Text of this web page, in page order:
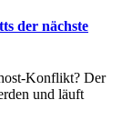
der nächste
Konflikt? Der
und läuft